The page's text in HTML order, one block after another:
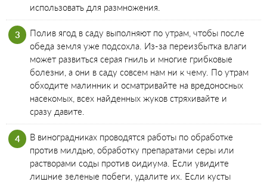
использовать для размножения.
Полив ягод в саду выполняют по утрам, чтобы после
обеда земля уже подсохла. Из-за переизбытка влаги
может развиться серая гниль и многие грибковые
болезни, а они в саду совсем нам ни к чему. По утрам
обходите малинник и осматривайте на вредоносных
насекомых, всех найденных жуков стряхивайте и
сразу давите.
В виноградниках проводятся работы по обработке
против милдью, обработку препаратами серы или
растворами соды против оидиума. Если увидите
лишние зеленые побеги, удалите их. Если кусты